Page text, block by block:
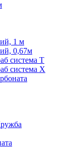
1 м
0,67м
система Т
система Х